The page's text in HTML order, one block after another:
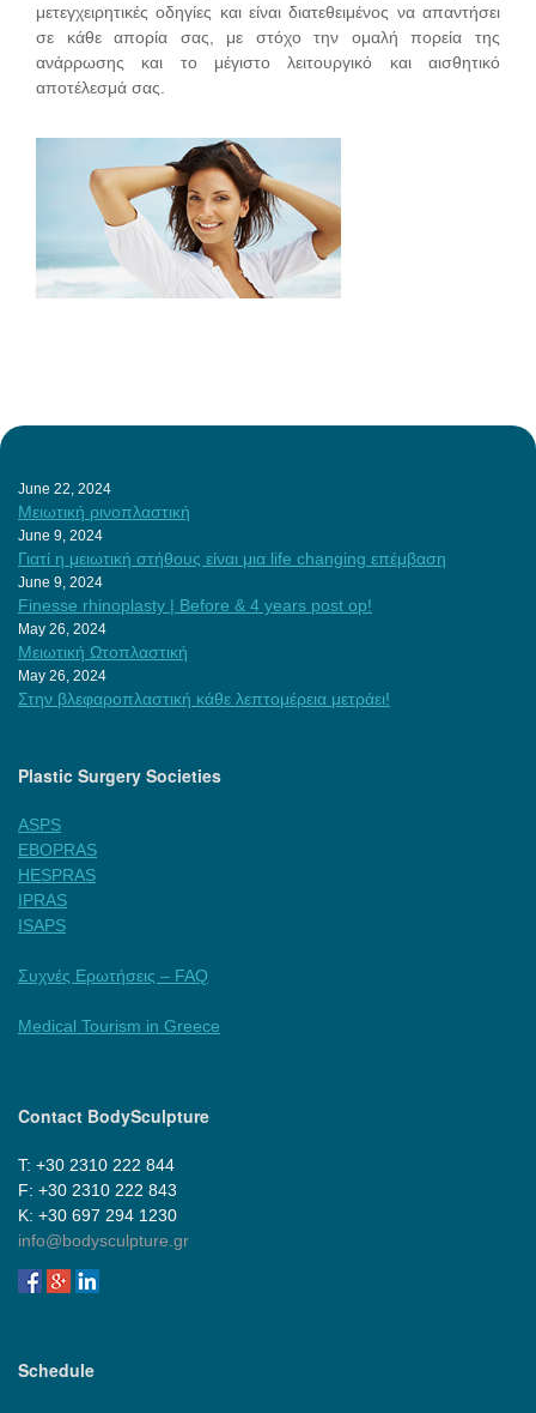
μετεγχειρητικές οδηγίες και είναι διατεθειμένος να απαντήσει
σε κάθε απορία σας, με στόχο την ομαλή πορεία της
ανάρρωσης και το μέγιστο λειτουργικό και αισθητικό
αποτέλεσμά σας.
June 22, 2024
Μειωτική ρινοπλαστική
June 9, 2024
Γιατί η μειωτική στήθους είναι μια life changing επέμβαση
June 9, 2024
Finesse rhinoplasty | Before & 4 years post op!
May 26, 2024
Μειωτική Ωτοπλαστική
May 26, 2024
Στην βλεφαροπλαστική κάθε λεπτομέρεια μετράει!
Plastic Surgery Societies
ASPS
EBOPRAS
HESPRAS
IPRAS
ISAPS
Συχνές Ερωτήσεις – FAQ
Medical Tourism in Greece
Contact BodySculpture
Τ: +30 2310 222 844
F: +30 2310 222 843
Κ: +30 697 294 1230
info@bodysculpture.gr
Schedule